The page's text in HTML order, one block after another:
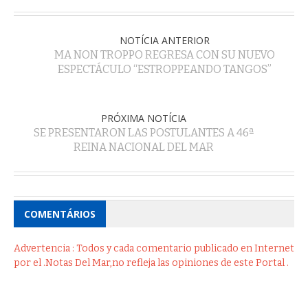
NOTÍCIA ANTERIOR
MA NON TROPPO REGRESA CON SU NUEVO
ESPECTÁCULO “ESTROPPEANDO TANGOS”
PRÓXIMA NOTÍCIA
SE PRESENTARON LAS POSTULANTES A 46ª
REINA NACIONAL DEL MAR
COMENTÁRIOS
Advertencia : Todos y cada comentario publicado en Internet
por el .Notas Del Mar,no refleja las opiniones de este Portal .